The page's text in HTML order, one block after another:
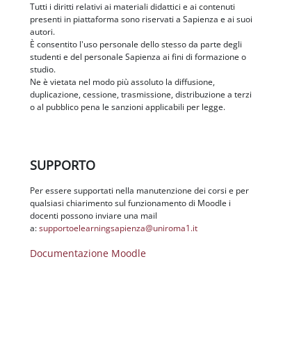
Tutti i diritti relativi ai materiali didattici e ai contenuti
presenti in piattaforma sono riservati a Sapienza e ai suoi
autori.
È consentito l'uso personale dello stesso da parte degli
studenti e del personale Sapienza ai fini di formazione o
studio.
Ne è vietata nel modo più assoluto la diffusione,
duplicazione, cessione, trasmissione, distribuzione a terzi
o al pubblico pena le sanzioni applicabili per legge.
SUPPORTO
Per essere supportati nella manutenzione dei corsi e per
qualsiasi chiarimento sul funzionamento di Moodle i
docenti possono inviare una mail
a:supportoelearningsapienza@uniroma1.it
Documentazione Moodle